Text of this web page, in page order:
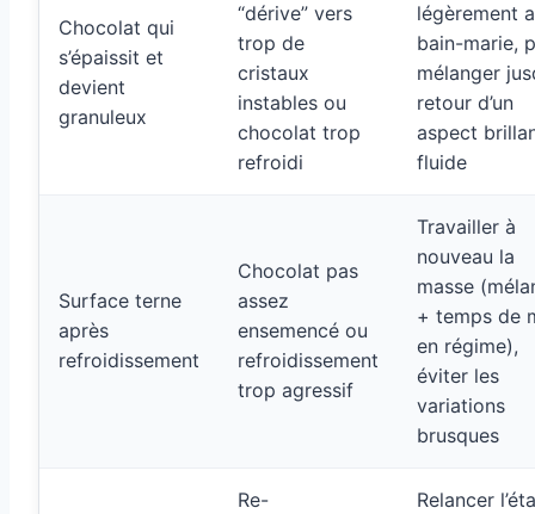
Chocolat qui
s’épaissit et
devient
granuleux
“dérive” vers
trop de
cristaux
instables ou
chocolat trop
refroidi
légèrement
bain-marie,
mélanger
retour d’un
aspect
fluide
Surface terne
après
refroidissement
Chocolat pas
assez
ensemencé ou
refroidissement
trop agressif
Travailler à
nouveau la
masse
+ temps de
en régime),
éviter les
variations
brusques
Re-
Relancer